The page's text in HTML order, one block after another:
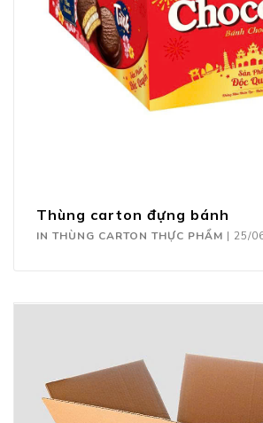
Thùng carton đựng bánh
IN THÙNG CARTON THỰC PHẨM | 25/